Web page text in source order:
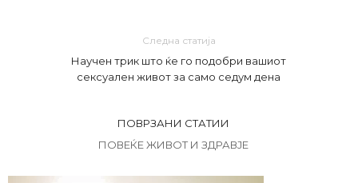
Следна статија
Научен трик што ќе го подобри вашиот
сексуален живот за само седум дена
ПОВРЗАНИ СТАТИИ
ПОВЕЌЕ ЖИВОТ И ЗДРАВЈЕ